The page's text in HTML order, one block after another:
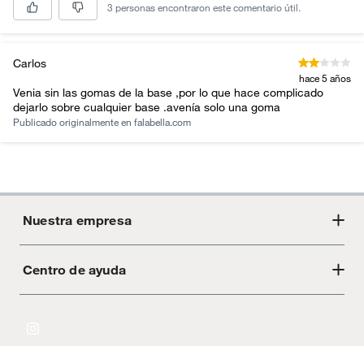
3 personas encontraron este comentario útil.
Carlos
hace 5 años
Venia sin las gomas de la base ,por lo que hace complicado
dejarlo sobre cualquier base .avenía solo una goma
Publicado originalmente en falabella.com
Nuestra empresa
Acerca de Crate
Centro de ayuda